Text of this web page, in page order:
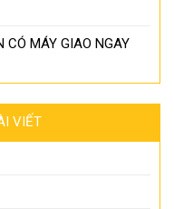
CÓ MÁY GIAO NGAY
VIẾT